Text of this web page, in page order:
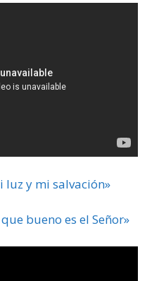
luz y mi salvación»
bueno es el Señor»